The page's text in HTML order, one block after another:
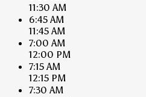
11:30 AM
6:45 AM
11:45 AM
7:00 AM
12:00 PM
7:15 AM
12:15 PM
7:30 AM